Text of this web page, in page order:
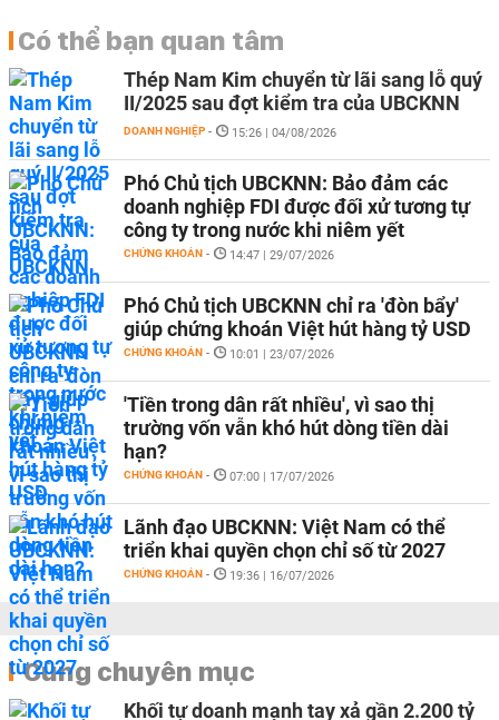
Có thể bạn quan tâm
Thép Nam Kim chuyển từ lãi sang lỗ quý
II/2025 sau đợt kiểm tra của UBCKNN
DOANH NGHIỆP - 15:26 | 04/08/2026
Phó Chủ tịch UBCKNN: Bảo đảm các
doanh nghiệp FDI được đối xử tương tự
công ty trong nước khi niêm yết
CHỨNG KHOÁN - 14:47 | 29/07/2026
Phó Chủ tịch UBCKNN chỉ ra 'đòn bẩy'
giúp chứng khoán Việt hút hàng tỷ USD
CHỨNG KHOÁN - 10:01 | 23/07/2026
'Tiền trong dân rất nhiều', vì sao thị
trường vốn vẫn khó hút dòng tiền dài
hạn?
CHỨNG KHOÁN - 07:00 | 17/07/2026
Lãnh đạo UBCKNN: Việt Nam có thể
triển khai quyền chọn chỉ số từ 2027
CHỨNG KHOÁN - 19:36 | 16/07/2026
Cùng chuyên mục
Khối tự doanh mạnh tay xả gần 2.200 tỷ